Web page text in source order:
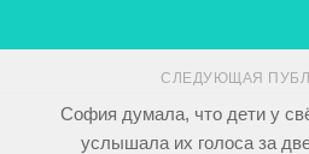
СЛЕДУЮЩАЯ
София думала, что дети у
услышала их голоса за